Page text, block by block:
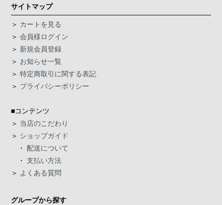
サイトマップ
＞ カートを見る
＞会員様ログイン
＞ 新規会員登録
＞ お知らせ一覧
＞特定商取引に関する表記
＞ プライバシーポリシー
■コンテンツ
＞ 当店のこだわり
＞ ショップガイド
・配送について
・支払い方法
＞ よくある質問
グループから探す